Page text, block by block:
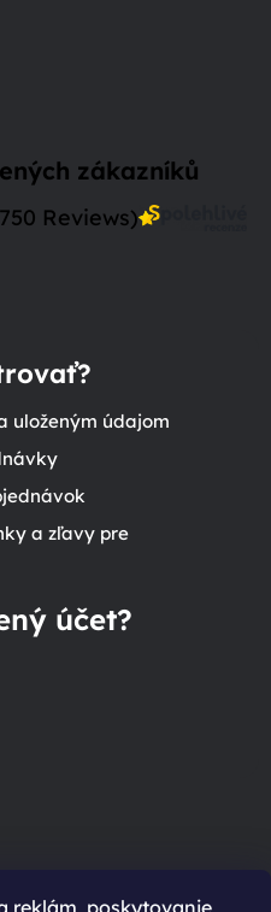
reklám, poskytovanie
zákazníků
Reviews)
uloženým údajom
a zľavy pre
účet?